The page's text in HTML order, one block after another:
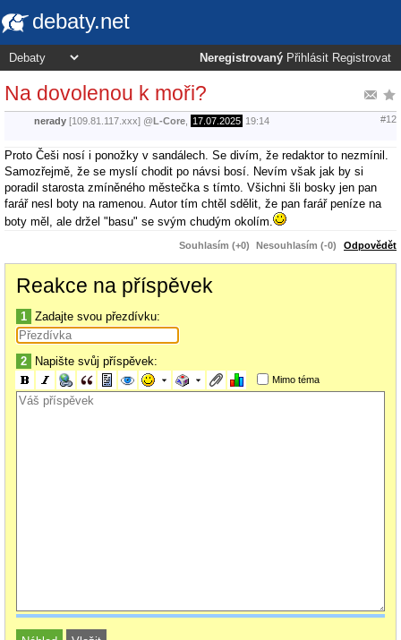
debaty.net
Neregistrovaný Přihlásit Registrovat
Na dovolenou k moři?
nerady [109.81.117.xxx] @L-Core 17.07.2025 19:14 #12
Proto Češi nosí i ponožky v sandálech. Se divím, že redaktor to nezmínil.
Samozřejmě, že se myslí chodit po návsi bosí. Nevím však jak by si
poradil starosta zmíněného městečka s tímto. Všichni šli bosky jen pan
farář nesl boty na ramenou. Autor tím chtěl sdělit, že pan farář peníze na
boty měl, ale držel "basu" se svým chudým okolím.
Souhlasím (+0) Nesouhlasím (-0) Odpovědět
Reakce na příspěvek
1 Zadajte svou přezdívku:
2 Napište svůj příspěvek:
Mimo téma